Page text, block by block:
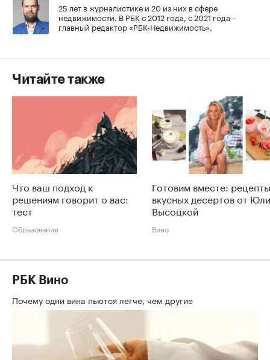
25 лет в журналистике и 20 из них в сфере
недвижимости. В РБК с 2012 года, с 2021 года –
главный редактор «РБК-Недвижимость».
Читайте также
Что ваш подход к
решениям говорит о вас:
тест
Образование
Готовим вместе: рецепты
вкусных десертов от
Высоцкой
Вино
РБК Вино
Почему одни вина пьются легче, чем другие